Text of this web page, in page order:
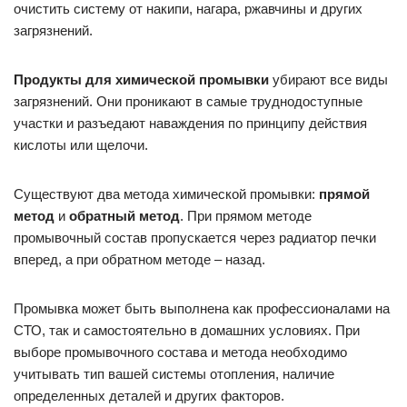
очистить систему от накипи, нагара, ржавчины и других
загрязнений.
Продукты для химической промывки убирают все виды
загрязнений. Они проникают в самые труднодоступные
участки и разъедают наваждения по принципу действия
кислоты или щелочи.
Существуют два метода химической промывки: прямой
метод и обратный метод. При прямом методе
промывочный состав пропускается через радиатор печки
вперед, а при обратном методе – назад.
Промывка может быть выполнена как профессионалами на
СТО, так и самостоятельно в домашних условиях. При
выборе промывочного состава и метода необходимо
учитывать тип вашей системы отопления, наличие
определенных деталей и других факторов.